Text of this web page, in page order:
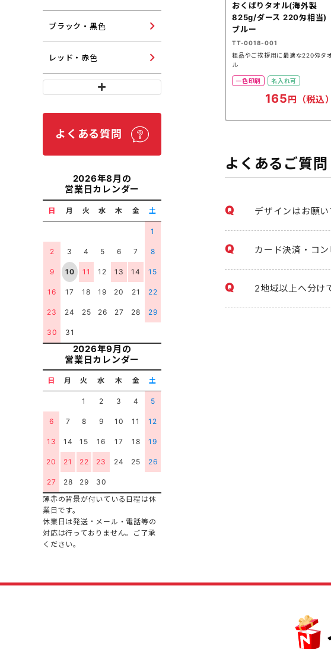
おくばりタオル(海外製
825g/ダース 220匁相当)
ブルー
TT-0018-001
粗品やご挨拶用に最適な220匁タ
ル
一色印刷 名入れ可
165 円（税込）
よくあるご質問
デザインはお願い
カード決済・コ
2地域以上へ分け
ブラック・黒色
レッド・赤色
よくある質問
2026年8月の
営業日カレンダー
日 月 火 水 木 金 土
1
2 3 4 5 6 7 8
9 10 11 12 13 14 15
16 17 18 19 20 21 22
23 24 25 26 27 28 29
30 31
2026年9月の
営業日カレンダー
日 月 火 水 木 金 土
1 2 3 4 5
6 7 8 9 10 11 12
13 14 15 16 17 18 19
20 21 22 23 24 25 26
27 28 29
30
薄赤の背景が付いている日程は休
業日です。
休業日は発送・メール・電話等の
対応は行っておりません。ご了承
ください。